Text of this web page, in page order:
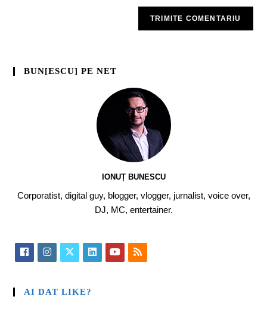
BUN[ESCU] PE NET
IONUȚ BUNESCU
Corporatist, digital guy, blogger, vlogger, jurnalist, voice over,
DJ, MC, entertainer.
AI DAT LIKE?